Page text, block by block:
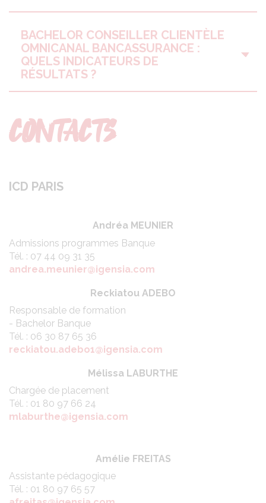
BACHELOR CONSEILLER CLIENTÈLE
OMNICANAL BANCASSURANCE :
QUELS INDICATEURS DE
RÉSULTATS ?
CONTACTS
ICD PARIS
Andréa MEUNIER
Admissions programmes Banque
Tél. : 07 44 09 31 35
andrea.meunier@igensia.com
Reckiatou ADEBO
Responsable de formation
- Bachelor Banque
Tél. : 06 30 87 65 36
reckiatou.adebo1@igensia.com
Mélissa LABURTHE
Chargée de placement
Tél. : 01 80 97 66 24
mlaburthe@igensia.com
Amélie FREITAS
Assistante pédagogique
Tél. : 01 80 97 65 57